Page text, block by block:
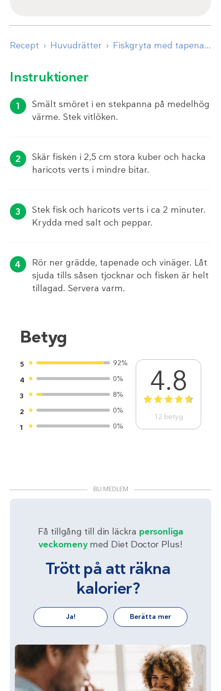
Recept Huvudrätter Fiskgryta med tapenade
Instruktioner
Smält smöret i en stekpanna på medelhög
värme. Stek vitlöken.
Skär fisken i 2,5 cm stora kuber och hacka
haricots verts i mindre bitar.
Stek fisk och haricots verts i ca 2 minuter.
Krydda med salt och peppar.
Rör ner grädde, tapenade och vinäger. Låt
sjuda tills såsen tjocknar och fisken är helt
tillagad. Servera varm.
Betyg
5
92%
4
0%
3
8%
2
0%
1
0%
4.8
1 2 3 4 5
12 betyg
BLI MEDLEM
Få tillgång till din läckra personliga
veckomenymed Diet Doctor Plus!
Trött på att räkna
kalorier?
Ja! Berätta mer